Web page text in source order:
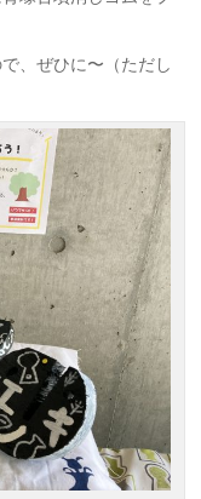
、ぜひに〜（ただし